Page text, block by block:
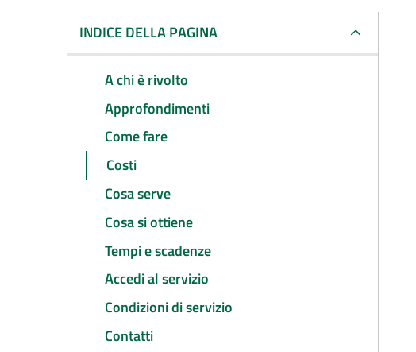
INDICE DELLA PAGINA
A chi è rivolto
Approfondimenti
Come fare
Costi
Cosa serve
Cosa si ottiene
Tempi e scadenze
Accedi al servizio
Condizioni di servizio
Contatti